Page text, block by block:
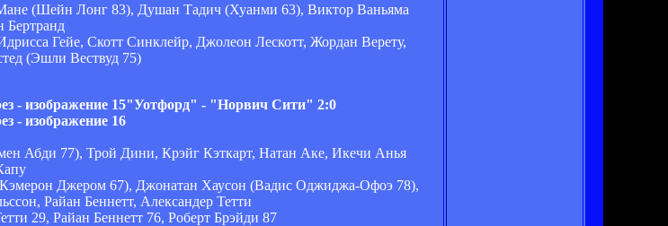
(Шейн Лонг 83), Душан Тадич (Хуанми 63), Виктор Ваньяма
Бертранд
Гейе, Скотт Синклейр, Джолеон Лескотт, Жордан Верету,
(Эшли Вествуд 75)
"Уотфорд" - "Норвич Сити" 2:0
Абди 77), Трой Дини, Крэйг Кэткарт, Натан Аке, Икечи Анья
Джером 67), Джонатан Хаусон (Вадис Оджиджа-Офоэ 78),
Райан Беннетт, Александер Тетти
29, Райан Беннетт 76, Роберт Брэйди 87